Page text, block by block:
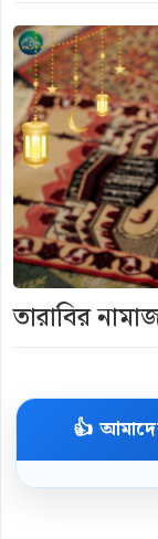
তারাবির
👍